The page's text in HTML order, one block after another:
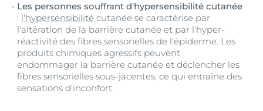
Les personnes souffrant d'hypersensibilité cutanée
: l'hypersensibilité cutanée se caractérise par
l'altération de la barrière cutanée et par l'hyper-
réactivité des fibres sensorielles de l'épiderme. Les
produits chimiques agressifs peuvent
endommager la barrière cutanée et déclencher les
fibres sensorielles sous-jacentes, ce qui entraîne des
sensations d'inconfort.